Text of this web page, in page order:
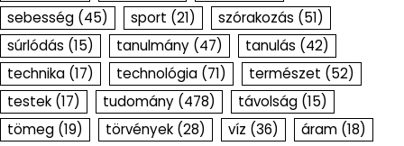
sebesség (45) sport (21) szórakozás (51)
súrlódás (15) tanulmány (47) tanulás (42)
technika (17) technológia (71) természet (52)
testek (17) tudomány (478) távolság (15)
tömeg (19) törvények (28) víz (36) áram (18)